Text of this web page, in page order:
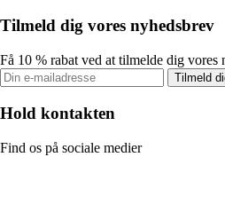
Tilmeld dig vores nyhedsbrev
Få 10 % rabat ved at tilmelde dig vores
Tilmeld
Hold kontakten
Find os på sociale medier